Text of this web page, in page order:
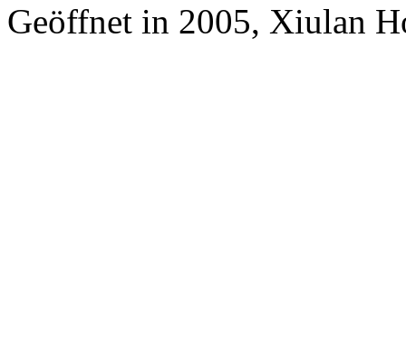
Geöffnet in 2005, Xiulan